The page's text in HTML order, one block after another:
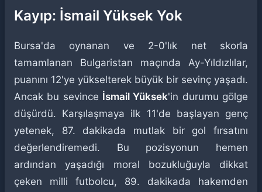
Kayıp: İsmail Yüksek Yok
Bursa'da oynanan ve 2-0'lık net skorla
tamamlanan Bulgaristan maçında Ay-Yıldızlılar,
puanını 12'ye yükselterek büyük bir sevinç yaşadı.
Ancak bu sevince İsmail Yüksek'in durumu gölge
düşürdü. Karşılaşmaya ilk 11'de başlayan genç
yetenek, 87. dakikada mutlak bir gol fırsatını
değerlendiremedi. Bu pozisyonun hemen
ardından yaşadığı moral bozukluğuyla dikkat
çeken milli futbolcu, 89. dakikada hakemden